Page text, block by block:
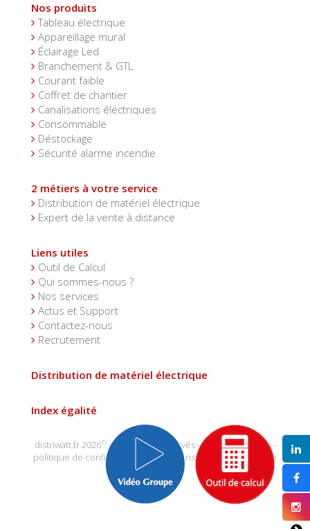
Nos produits
Tableau électrique
Appareillage mural
Éclairage Led
Branchement & GTL
Courant faible
Coffret de chantier
Canalisations électriques
Consommable
Déstockage
Sécurité alarme incendie
2 métiers à votre service
Distribution de matériel électrique
Expert de la vente à distance
Liens utiles
Outil de Calcul
Qui sommes-nous ?
Nos services
Actus et Support
Contactez-nous
Recrutement
Distribution de matériel électrique
Index égalité
distriwatt.fr 2026©- tous droits réservés -mentions légales-
politique de confidentialité
conditions générales de vente